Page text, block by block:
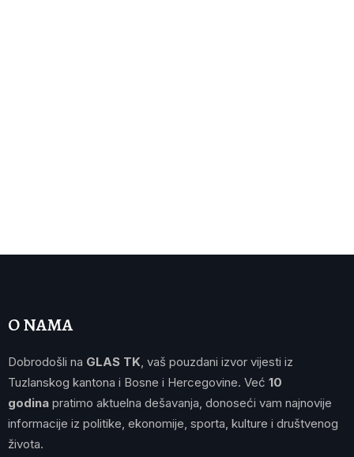
O NAMA
Dobrodošli na GLAS TK , vaš pouzdani izvor vijesti iz
Tuzlanskog kantona i Bosne i Hercegovine. Već 10
godina pratimo aktuelna dešavanja, donoseći vam najnovije
informacije iz politike, ekonomije, sporta, kulture i društvenog
života.